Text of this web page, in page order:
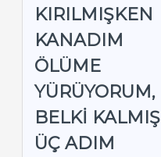
KIRILMIŞKEN
KANADIM
ÖLÜME
YÜRÜYORUM,
BELKI KALMIŞ
ÜÇ ADIM